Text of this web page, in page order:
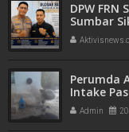
DPW
Sumbar
Perumda
Intake
Admin